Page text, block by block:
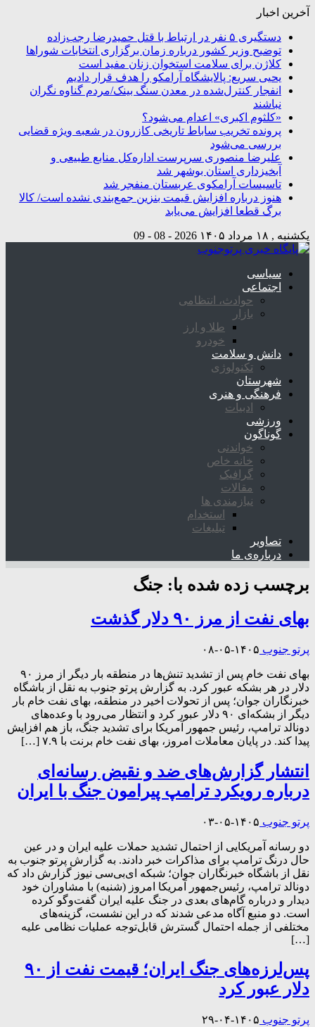
آخرین اخبار
دستگیری ۵ نفر در ارتباط با قتل حمیدرضا رجب‌زاده
توضیح وزیر کشور درباره زمان برگزاری انتخابات شوراها
کلاژن برای سلامت استخوان زنان مفید است
یحیی سریع: پالایشگاه آرامکو را هدف قرار دادیم
انفجار کنترل‌شده در معدن سنگ بینک/مردم گناوه نگران
نباشند
«کلثوم اکبری» اعدام می‌شود؟
پرونده تخریب ساباط تاریخی کازرون در شعبه ویژه قضایی
بررسی می‌شود
علیرضا منصوری سرپرست اداره‌کل منابع طبیعی و
آبخیزداری استان بوشهر شد
تاسیسات آرامکوی عربستان منفجر شد
هنوز درباره افزایش قیمت بنزین جمع‌بندی نشده است/ کالا
برگ قطعا افزایش می‌یابد
یکشنبه , ۱۸ مرداد ۱۴۰۵ 2026 - 08 - 09
سیاسی
اجتماعی
حوادث، انتظامی
بازار
طلا و ارز
خودرو
دانش و سلامت
تکنولوژی
شهرستان
فرهنگی و هنری
ادبیات
ورزشی
گوناگون
خواندنی
خانه خاص
گرافیک
مقالات
نیازمندی ها
استخدام
تبلیغات
تصاویر
درباره‌ی ما
برچسب زده شده با: جنگ
بهای نفت از مرز ۹۰ دلار گذشت
پرتو جنوب ۱۴۰۵-۰۵-۰۸
بهای نفت خام پس از تشدید تنش‌ها در منطقه بار دیگر از مرز ۹۰
دلار در هر بشکه عبور کرد. به گزارش پرتو جنوب به نقل از باشگاه
خبرنگاران جوان؛ پس از تحولات اخیر در منطقه، بهای نفت خام بار
دیگر از بشکه‌ای ۹۰ دلار عبور کرد و انتظار می‌رود با وعده‌های
دونالد ترامپ، رئیس جمهور آمریکا برای تشدید جنگ، باز هم افزایش
پیدا کند. در پایان معاملات امروز، بهای نفت خام برنت با ۷.۹ […]
انتشار گزارش‌های ضد و نقیض رسانه‌ای
درباره رویکرد ترامپ پیرامون جنگ با ایران
پرتو جنوب ۱۴۰۵-۰۵-۰۳
دو رسانه آمریکایی از احتمال تشدید حملات علیه ایران و در عین
حال درنگ ترامپ برای مذاکرات خبر دادند. به گزارش پرتو جنوب به
نقل از باشگاه خبرنگاران جوان؛ شبکه‌ ای‌بی‌سی نیوز گزارش داد که
دونالد ترامپ، رئیس‌جمهور آمریکا امروز (شنبه) با مشاوران خود
دیدار و درباره گام‌های بعدی در جنگ علیه ایران گفت‌و‌گو کرده
است. دو منبع آگاه مدعی شدند که در این نشست، گزینه‌های
مختلفی از جمله احتمال گسترش قابل‌توجه عملیات نظامی علیه
[…]
پس‌لرزه‌های جنگ ایران؛ قیمت نفت از ۹۰
دلار عبور کرد
پرتو جنوب ۱۴۰۵-۰۴-۲۹